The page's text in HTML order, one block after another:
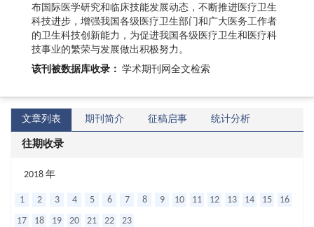
布国际医学研究和临床技能发展动态，不断推进医疗卫生
科技进步，增强我国各级医疗卫生部门和广大医务工作者
的卫生科技创新能力，为促进我国各级医疗卫生和医疗科
技事业的繁荣与发展做出积极努力。
该刊被数据库收录： 学术期刊网全文检索
文章列表 期刊简介 征稿启事 统计分析
往期收录
2018 年
1 2 3 4 5 6 7 8 9 10 11 12 13 14 15
16
17
18 19 20 21 22 23